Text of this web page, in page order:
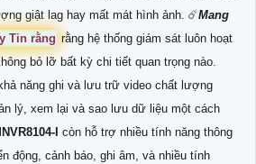
giật lag hay mất mát hình ảnh. ☄️Mang
Tin rằng rằng hệ thống giám sát luôn hoạt
bỏ lỡ bất kỳ chi tiết quan trọng nào.
năng ghi và lưu trữ video chất lượng
lý, xem lại và sao lưu dữ liệu một cách
I còn hỗ trợ nhiều tính năng thông
động, cảnh báo, ghi âm, và nhiều tính